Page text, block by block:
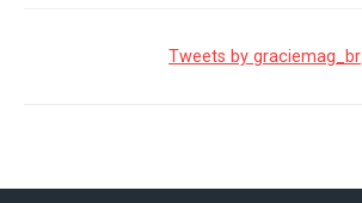
Tweets by graciemag_br